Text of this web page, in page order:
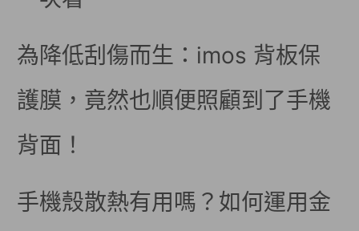
為降低刮傷而生：imos 背板保
護膜，竟然也順便照顧到了手機
背面！
手機殼散熱有用嗎？如何運用金